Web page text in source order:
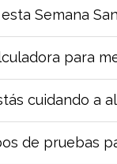
Semana
para
cuidando a
de pruebas